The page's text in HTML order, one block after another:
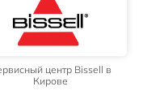
центр Bissell в
Кирове